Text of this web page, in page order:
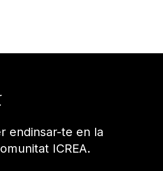
endinsar-te en la
ICREA.